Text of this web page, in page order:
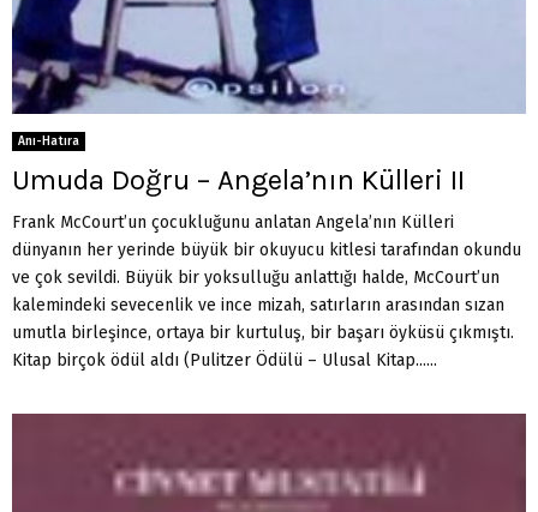
Anı-Hatıra
Umuda Doğru – Angela’nın Külleri II
Frank McCourt’un çocukluğunu anlatan Angela’nın Külleri
dünyanın her yerinde büyük bir okuyucu kitlesi tarafından okundu
ve çok sevildi. Büyük bir yoksulluğu anlattığı halde, McCourt’un
kalemindeki sevecenlik ve ince mizah, satırların arasından sızan
umutla birleşince, ortaya bir kurtuluş, bir başarı öyküsü çıkmıştı.
Kitap birçok ödül aldı (Pulitzer Ödülü – Ulusal Kitap......